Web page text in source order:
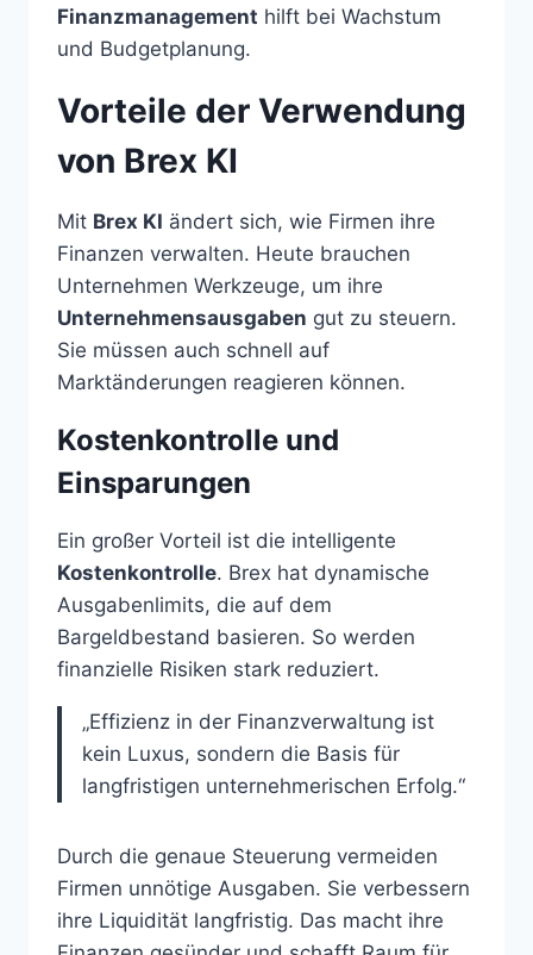
Finanzmanagement hilft bei Wachstum
und Budgetplanung.
Vorteile der Verwendung
von Brex KI
Mit Brex KI ändert sich, wie Firmen ihre
Finanzen verwalten. Heute brauchen
Unternehmen Werkzeuge, um ihre
Unternehmensausgaben gut zu steuern.
Sie müssen auch schnell auf
Marktänderungen reagieren können.
Kostenkontrolle und
Einsparungen
Ein großer Vorteil ist die intelligente
Kostenkontrolle. Brex hat dynamische
Ausgabenlimits, die auf dem
Bargeldbestand basieren. So werden
finanzielle Risiken stark reduziert.
„Effizienz in der Finanzverwaltung ist
kein Luxus, sondern die Basis für
langfristigen unternehmerischen Erfolg.“
Durch die genaue Steuerung vermeiden
Firmen unnötige Ausgaben. Sie verbessern
ihre Liquidität langfristig. Das macht ihre